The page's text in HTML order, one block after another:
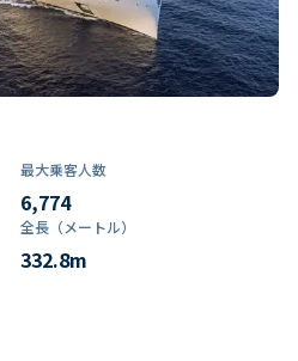
最大乗客人数
6,774
全長（メートル）
332.8m